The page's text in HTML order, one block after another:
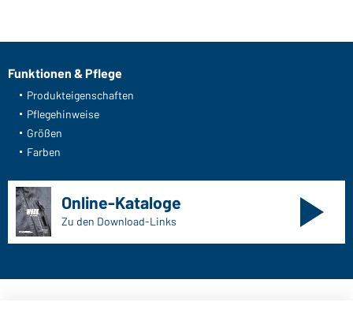
Funktionen & Pflege
Produkteigenschaften
Pflegehinweise
Größen
Farben
Online-Kataloge
Zu den Download-Links